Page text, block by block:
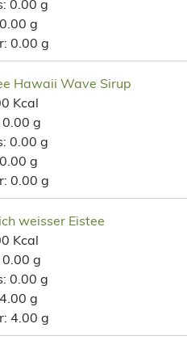
0.00 g
0.00 g
0.00 g
Hawaii Wave Sirup
Kcal
0.00 g
0.00 g
0.00 g
0.00 g
weisser Eistee
Kcal
0.00 g
0.00 g
4.00 g
4.00 g